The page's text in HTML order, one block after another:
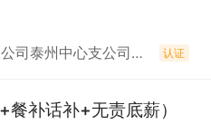
中国平安人寿保险股份有限公司泰州中心支公司海陵营销服务部 认证
补话补+无责底薪）